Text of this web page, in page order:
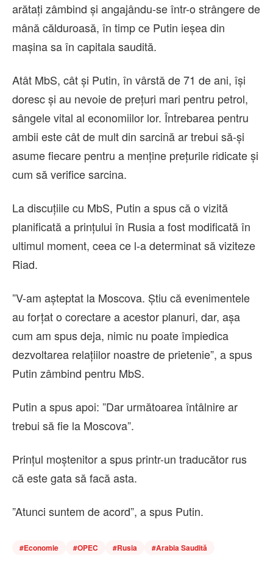
arătaţi zâmbind şi angajându-se într-o strângere de
mână călduroasă, în timp ce Putin ieşea din
maşina sa în capitala saudită.
Atât MbS, cât şi Putin, în vârstă de 71 de ani, îşi
doresc şi au nevoie de preţuri mari pentru petrol,
sângele vital al economiilor lor. Întrebarea pentru
ambii este cât de mult din sarcină ar trebui să-şi
asume fiecare pentru a menţine preţurile ridicate şi
cum să verifice sarcina.
La discuţiile cu MbS, Putin a spus că o vizită
planificată a prinţului în Rusia a fost modificată în
ultimul moment, ceea ce l-a determinat să viziteze
Riad.
”V-am aşteptat la Moscova. Ştiu că evenimentele
au forţat o corectare a acestor planuri, dar, aşa
cum am spus deja, nimic nu poate împiedica
dezvoltarea relaţiilor noastre de prietenie”, a spus
Putin zâmbind pentru MbS.
Putin a spus apoi: ”Dar următoarea întâlnire ar
trebui să fie la Moscova”.
Prinţul moştenitor a spus printr-un traducător rus
că este gata să facă asta.
”Atunci suntem de acord”, a spus Putin.
#Economie #OPEC #Rusia #Arabia Saudită